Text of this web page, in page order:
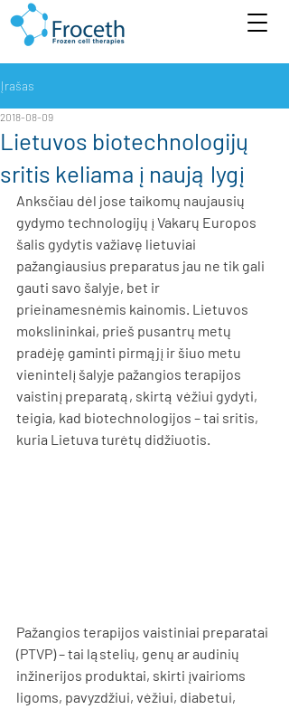
Įrašas
Lietuvos biotechnologijų
sritis keliama į naują lygį
2018-08-09
Anksčiau dėl jose taikomų naujausių
gydymo technologijų į Vakarų Europos
šalis gydytis važiavę lietuviai
pažangiausius preparatus jau ne tik gali
gauti savo šalyje, bet ir
prieinamesnėmis kainomis. Lietuvos
mokslininkai, prieš pusantrų metų
pradėję gaminti pirmąjį ir šiuo metu
vienintelį šalyje pažangios terapijos
vaistinį preparatą, skirtą vėžiui gydyti,
teigia, kad biotechnologijos – tai sritis,
kuria Lietuva turėtų didžiuotis.
Pažangios terapijos vaistiniai preparatai
(PTVP) – tai ląstelių, genų ar audinių
inžinerijos produktai, skirti įvairioms
ligoms, pavyzdžiui, vėžiui, diabetui,